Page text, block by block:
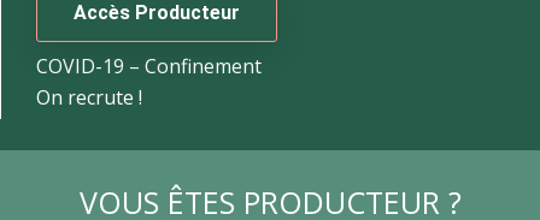
Accès Producteur
COVID-19 – Confinement
On recrute !
VOUS ÊTES PRODUCTEUR ?